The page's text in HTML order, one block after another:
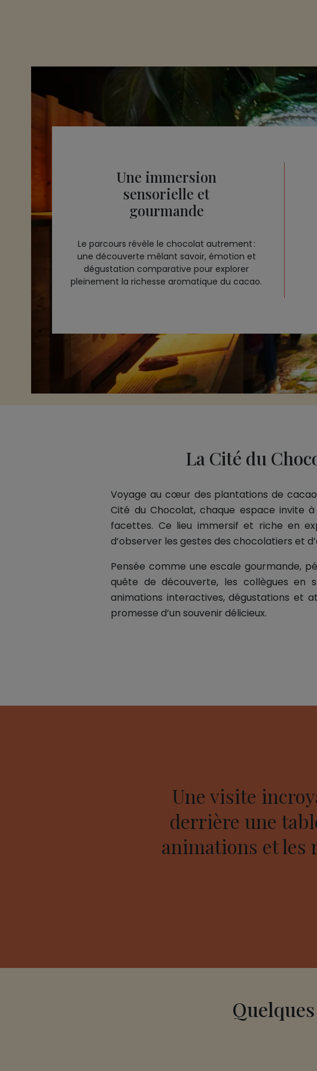
Une immersion
sensorielle et
gourmande
Le parcours révèle le chocolat autrement :
une découverte mêlant savoir, émotion et
dégustation comparative pour explorer
pleinement la richesse aromatique du cacao.
La Cité du
Voyage au cœur des plantations de
Cité du Chocolat, chaque espace invite
facettes. Ce lieu immersif et riche en
d’observer les gestes des chocolatiers et
Pensée comme une escale gourmande,
quête de découverte, les collègues en
animations interactives, dégustations et
promesse d’un souvenir délicieux.
Une visite
derrière une
animations et les